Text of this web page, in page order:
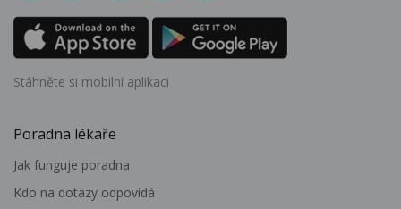
Stáhněte si mobilní aplikaci
Poradna lékaře
Jak funguje poradna
Kdo na dotazy odpovídá